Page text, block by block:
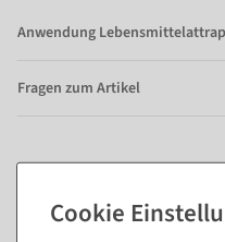
Anwendung
Fragen zum Artikel